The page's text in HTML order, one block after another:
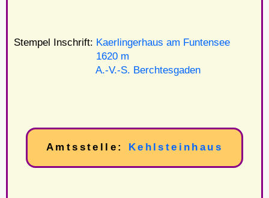
Stempel Inschrift: Kaerlingerhaus am Funtensee
1620 m
A.-V.-S. Berchtesgaden
Amtsstelle: Kehlsteinhaus